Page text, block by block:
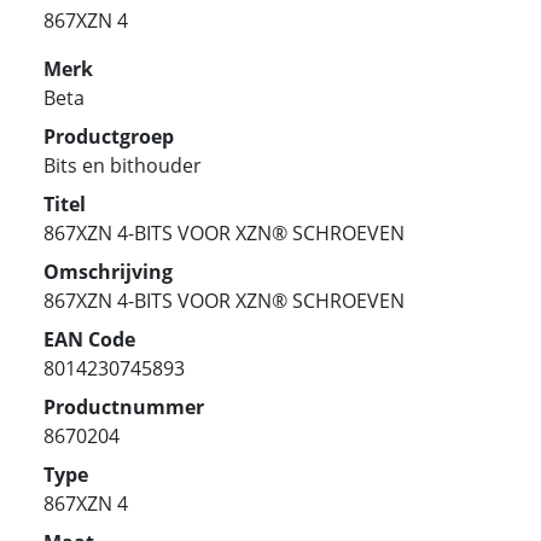
867XZN 4
Merk
Beta
Productgroep
Bits en bithouder
Titel
867XZN 4-BITS VOOR XZN® SCHROEVEN
Omschrijving
867XZN 4-BITS VOOR XZN® SCHROEVEN
EAN Code
8014230745893
Productnummer
8670204
Type
867XZN 4